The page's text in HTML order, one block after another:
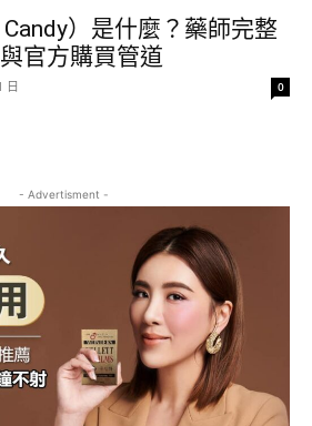
）是什麼？藥師完整
官方購買管道
日 0
- Advertisment -